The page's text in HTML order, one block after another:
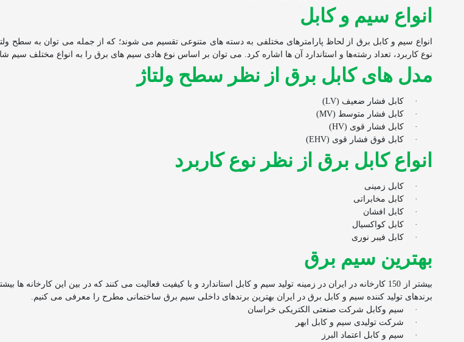
انواع سیم و کابل
انواع سیم و کابل برق از لحاظ پارامترهای مختلفی به دسته های متنوعی تقسیم می شوند؛ که از جمله می توان به سطح
نوع کاربرد، تعداد رشته‌ها و استاندارد آن ها اشاره کرد. می توان بر اساس نوع هادی سیم های برق را به انواع مختلف
مدل‌ های کابل برق از نظر سطح ولتاژ
· کابل فشار ضعیف (LV)
·
کابل فشار متوسط (MV)
·
کابل فشار قوی (HV)
·
کابل فوق فشار قوی (EHV)
انواع کابل برق از نظر نوع کاربرد
·
کابل زمینی
·
کابل مخابراتی
·
کابل افشان
·
کابل کواکسیال
·
کابل فیبر نوری
بهترین سیم برق
بیشتر از 150 کارخانه در ایران در زمینه تولید سیم و کابل استاندارد و با کیفیت فعالیت می کنند که در بین این
برندهای تولید کننده سیم و کابل برق در ایران بهترین برندهای داخلی سیم برق ساختمانی مطرح را معرفی می کنیم.
·
سیم وکابل شرکت صنعتی الکتریکی خراسان
·
شرکت تولیدی سیم و کابل ابهر
·
سیم و کابل اعتماد البرز